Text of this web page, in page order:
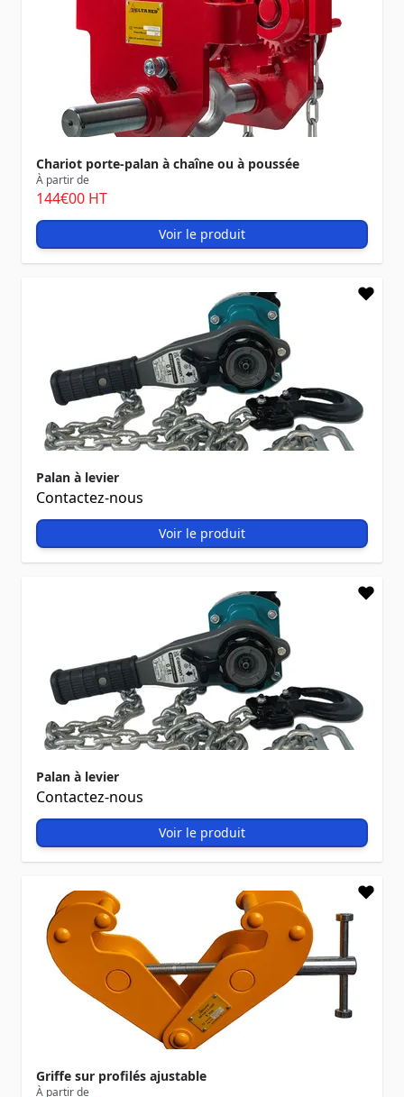
Chariot porte-palan à chaîne ou à poussée
À partir de
144€00 HT
Voir le produit
Palan à levier
Contactez-nous
Voir le produit
Palan à levier
Contactez-nous
Voir le produit
Griffe sur profilés ajustable
À partir de